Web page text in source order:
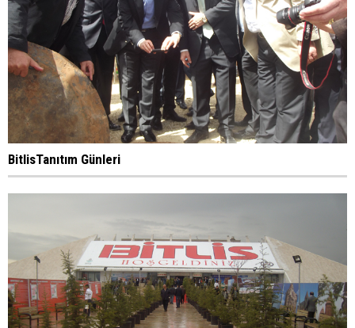
BitlisTanıtım Günleri